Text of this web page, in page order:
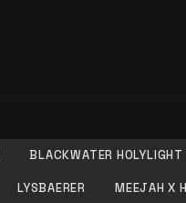
BLACKWATER HOLYLIGHT
LYSBAERER MEEJAH X